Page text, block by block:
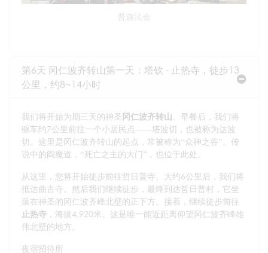
普迦法会
第6天 冈仁波齐转山第一天：塔钦 - 止热寺，徒步13
公里，约8~14小时
我们将开始为期三天的神圣 冈仁波齐转山 。早餐后，我们将
驱车约7公里前往一个小居民点——塔波切，也被称为达波
切。这里是冈仁波齐转山的起点，常被称为“众神之谷”。传
说中的阎魔道，“死亡之主的大门”，也位于此处。
从这里，您将开始徒步前往哲日普寺。大约6公里后，我们将
抵达曲古寺。然后我们继续徒步，最终到达哲日普村，它坐
落在神圣的冈仁波齐峰北壁的正下方。接着，继续徒步前往
止热寺 ，海拔4,920米。这是唯一能近距离仰望冈仁波齐峰雄
伟北壁的地方。
夜宿招待所